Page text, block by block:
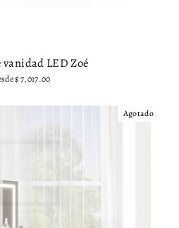
vanidad LED Zoé
$ 7,017.00
Agotado